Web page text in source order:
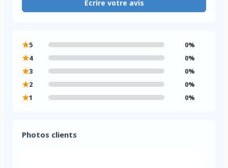
Écrire votre avis
★5 0%
★4 0%
★3 0%
★2 0%
★1 0%
Photos clients